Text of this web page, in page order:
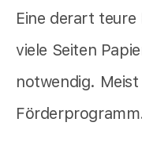
Eine derart
viele Seiten
notwendig.